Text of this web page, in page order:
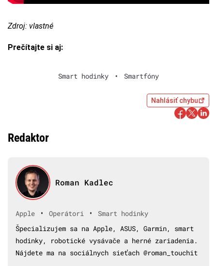
Zdroj: vlastné
Prečítajte si aj:
Smart hodinky • Smartfóny
Nahlásiť chybu
Redaktor
Roman Kadlec
Apple • Operátori •
Smart hodinky
Špecializujem sa na Apple, ASUS, Garmin, smart
hodinky, robotické vysávače a herné zariadenia.
Nájdete ma na sociálnych sieťach @roman_touchit